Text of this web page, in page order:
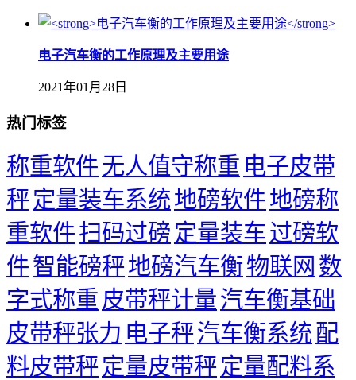
​电子汽车衡的工作原理及主要用途
2021年01月28日
热门标签
称重软件无人值守称重 电子皮带
秤定量装车系统地磅软件地磅称
重软件扫码过磅 定量装车过磅软
件智能磅秤地磅汽车衡物联网 数
字式称重 皮带秤计量汽车衡基础
皮带秤张力 电子秤汽车衡系统 配
料皮带秤定量皮带秤定量配料系